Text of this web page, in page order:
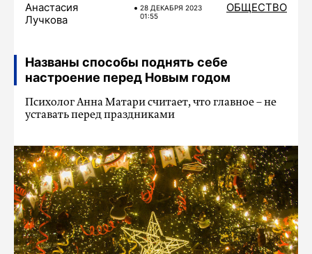
Анастасия
Лучкова
28 ДЕКАБРЯ 2023
01:55
ОБЩЕСТВО
Названы способы поднять себе
настроение перед Новым годом
Психолог Анна Матари считает, что главное – не
уставать перед праздниками